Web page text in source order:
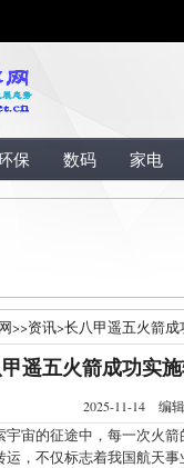
保 数码 家电
>>资讯>长八甲遥五火箭
遥五火箭成功实
2025-11-14 编
的征途中，每一次火箭
运，不仅标志着我国航天